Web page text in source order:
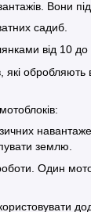
Вони
садиб.
від 10
обробляють
землю.
Один